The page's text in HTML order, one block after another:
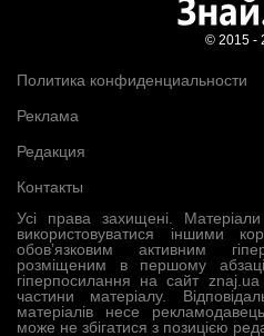
Усі права захищені.
використовуватися іншими
обов’язковим активним
розміщеним в першому
гіперпосилання на сайт
частини матеріалу.
матеріалів несе
може не збігатися з позицією
Политика конфиденциальности
Реклама
Редакция
Контакты
© 2015 -